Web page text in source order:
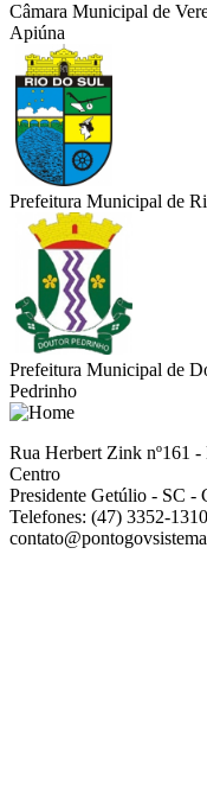
Câmara Municipal de
Apiúna
Prefeitura Municipal de
Prefeitura Municipal de
Pedrinho
Rua Herbert Zink nº161
Centro
Presidente Getúlio - SC -
Telefones: (47) 3352-